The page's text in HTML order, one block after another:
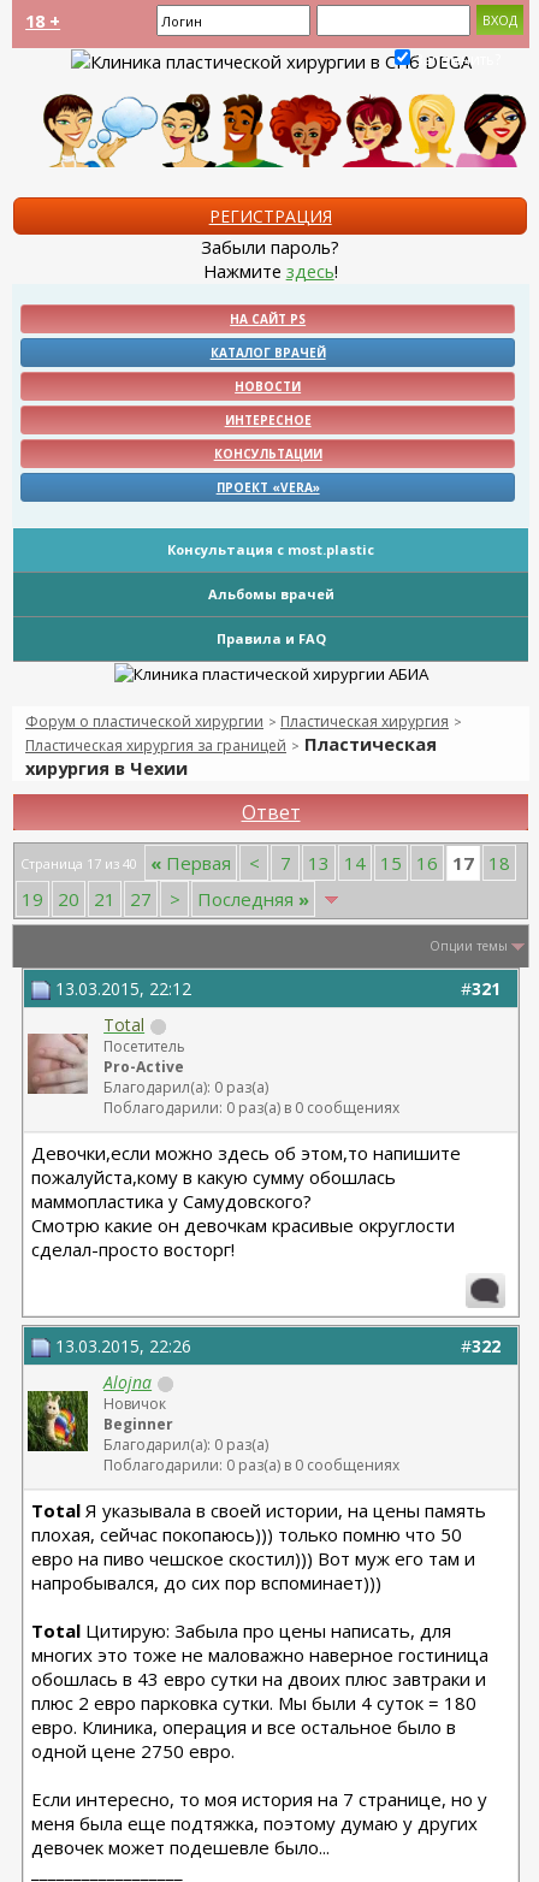
18 +
Запомнить?
РЕГИСТРАЦИЯ
Забыли пароль?
Нажмите здесь!
НА САЙТ PS
КАТАЛОГ ВРАЧЕЙ
НОВОСТИ
ИНТЕРЕСНОЕ
КОНСУЛЬТАЦИИ
ПРОЕКТ «VERA»
Консультация с most.plastic
Альбомы врачей
Правила и FAQ
Форум о пластической хирургии > Пластическая хирургия >
Пластическая хирургия за границей > Пластическая
хирургия в Чехии
Ответ
Страница 17 из 40 « Первая < 7 13 14 15 16 17
18
19
20 21 27 > Последняя »
Опции темы
#321
13.03.2015, 22:12
Total
Посетитель
Pro-Active
Благодарил(а): 0 раз(а)
Поблагодарили: 0 раз(а) в 0 сообщениях
Девочки,если можно здесь об этом,то напишите
пожалуйста,кому в какую сумму обошлась
маммопластика у Самудовского?
Смотрю какие он девочкам красивые округлости
сделал-просто восторг!
#322
13.03.2015, 22:26
Alojna
Новичок
Beginner
Благодарил(а): 0 раз(а)
Поблагодарили: 0 раз(а) в 0 сообщениях
Total Я указывала в своей истории, на цены память
плохая, сейчас покопаюсь))) только помню что 50
евро на пиво чешское скостил))) Вот муж его там и
напробывался, до сих пор вспоминает)))
Total Цитирую: Забыла про цены написать, для
многих это тоже не маловажно наверное гостиница
обошлась в 43 евро сутки на двоих плюс завтраки и
плюс 2 евро парковка сутки. Мы были 4 суток = 180
евро. Клиника, операция и все остальное было в
одной цене 2750 евро.
Если интересно, то моя история на 7 странице, но у
меня была еще подтяжка, поэтому думаю у других
девочек может подешевле было...